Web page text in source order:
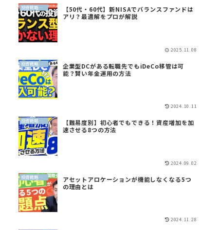
投資戦略（全世界投資）
【50代・60代】新NISAでバランスファンドは
アリ？最適解をプロが解説
2025.11.08
投資戦略（全世界投資）
企業型DCがある転職先でもiDeCo移管は可
能？賢い年金運用の方法
2024.10.11
投資戦略（全世界投資）
【難易度別】初心者でもできる！資産増加を加
速させる8つの方法
2024.09.02
投資戦略（全世界投資）
アセットアロケーションが機能しなくなる5つ
の理由とは
2024.11.28